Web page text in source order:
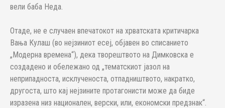
вели баба Неда.
Отаде, не е случаен впечатокот на хрватската критичарка
Вања Кулаш (во нејзиниот есеј, објавен во списанието
„Модерна времена“), дека творештвото на Димковска е
создадено и обележано од „тематскиот јазол на
неприпадноста, исклученоста, отпадништвото, накратко,
другоста, што кај нејзините протагонисти може да биде
изразена низ национален, верски, или, економски предзнак“.